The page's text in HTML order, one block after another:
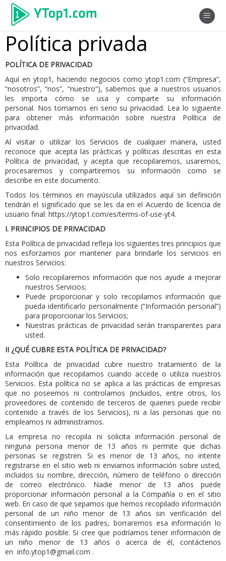
Política privada
POLÍTICA DE PRIVACIDAD
Aquí en ytop1, haciendo negocios como ytop1.com (“Empresa”,
“nosotros”, “nos”, “nuestro”), sabemos que a nuestros usuarios
les importa cómo se usa y comparte su información
personal. Nos tomamos en serio su privacidad. Lea lo siguiente
para obtener más información sobre nuestra Política de
privacidad.
Al visitar o utilizar los Servicios de cualquier manera, usted
reconoce que acepta las prácticas y políticas descritas en esta
Política de privacidad, y acepta que recopilaremos, usaremos,
procesaremos y compartiremos su información como se
describe en este documento.
Todos los términos en mayúscula utilizados aquí sin definición
tendrán el significado que se les da en el Acuerdo de licencia de
usuario final: https://ytop1.com/es/terms-of-use-yt4.
I. PRINCIPIOS DE PRIVACIDAD
Esta Política de privacidad refleja los siguientes tres principios que
nos esforzamos por mantener para brindarle los servicios en
nuestros Servicios:
Solo recopilaremos información que nos ayude a mejorar
nuestros Servicios;
Puede proporcionar y solo recopilamos información que
pueda identificarlo personalmente (“Información personal”)
para proporcionar los Servicios;
Nuestras prácticas de privacidad serán transparentes para
usted.
II ¿QUÉ CUBRE ESTA POLÍTICA DE PRIVACIDAD?
Esta Política de privacidad cubre nuestro tratamiento de la
información que recopilamos cuando accede o utiliza nuestros
Servicios. Esta política no se aplica a las prácticas de empresas
que no poseemos ni controlamos (incluidos, entre otros, los
proveedores de contenido de terceros de quienes puede recibir
contenido a través de los Servicios), ni a las personas que no
empleamos ni administramos.
La empresa no recopila ni solicita información personal de
ninguna persona menor de 13 años ni permite que dichas
personas se registren. Si es menor de 13 años, no intente
registrarse en el sitio web ni enviarnos información sobre usted,
incluidos su nombre, dirección, número de teléfono o dirección
de correo electrónico.
Nadie menor de 13 años puede
proporcionar información personal a la Compañía o en el sitio
web. En caso de que sepamos que hemos recopilado información
personal de un niño menor de 13 años sin verificación del
consentimiento de los padres, borraremos esa información lo
más rápido posible. Si cree que podríamos tener información de
un niño menor de 13 años o acerca de él, contáctenos
en info.ytop1@gmail.com .